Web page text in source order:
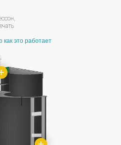
как это работает